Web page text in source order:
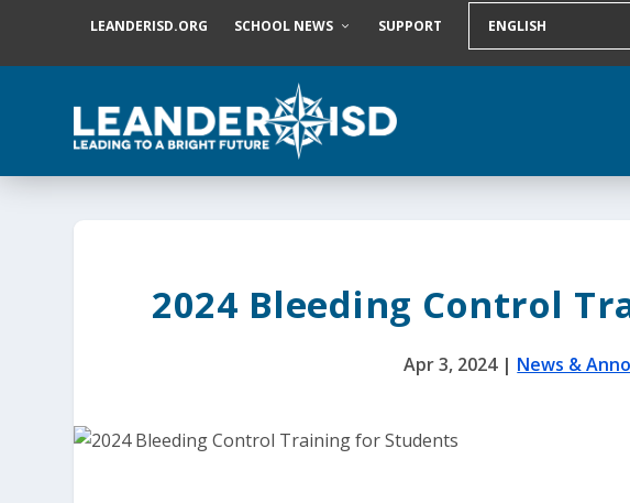
LEANDERISD.ORG SCHOOL NEWS SUPPORT
2024 Bleeding Control
Apr 3, 2024| News &